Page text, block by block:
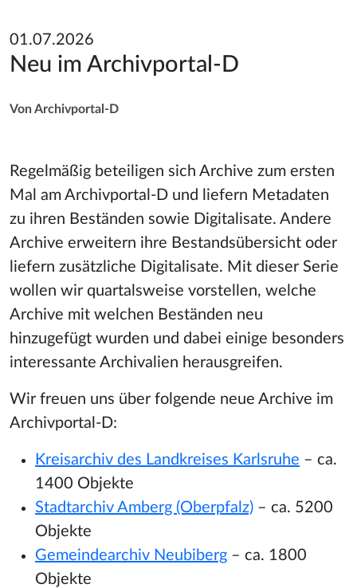
01.07.2026
Neu im Archivportal-D
Von Archivportal-D
Regelmäßig beteiligen sich Archive zum ersten
Mal am Archivportal-D und liefern Metadaten
zu ihren Beständen sowie Digitalisate. Andere
Archive erweitern ihre Bestandsübersicht oder
liefern zusätzliche Digitalisate. Mit dieser Serie
wollen wir quartalsweise vorstellen, welche
Archive mit welchen Beständen neu
hinzugefügt wurden und dabei einige besonders
interessante Archivalien herausgreifen.
Wir freuen uns über folgende neue Archive im
Archivportal-D:
Kreisarchiv des Landkreises Karlsruhe – ca.
1400 Objekte
Stadtarchiv Amberg (Oberpfalz) – ca. 5200
Objekte
Gemeindearchiv Neubiberg – ca. 1800
Objekte